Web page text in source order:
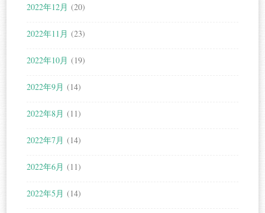
2022年12月 (20)
2022年11月 (23)
2022年10月 (19)
2022年9月 (14)
2022年8月 (11)
2022年7月 (14)
2022年6月 (11)
2022年5月 (14)